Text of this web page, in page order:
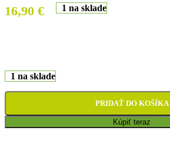
16,90 € 1 na sklade
1 na sklade
PRIDAŤ DO KOŠÍKA
Kúpiť teraz